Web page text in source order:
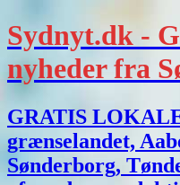
Sydnyt.dk -
nyheder fra
GRATIS
grænselandet,
Sønderborg,